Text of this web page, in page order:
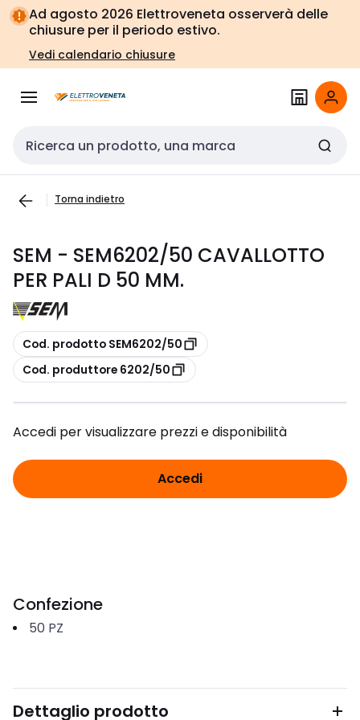
Vai alla
navigazione
Vai
alla
pagina
Ad agosto 2026 Elettroveneta osserverà delle
chiusure per il periodo estivo.
Vedi calendario chiusure
Cerca input
Torna indietro
SEM - SEM6202/50 CAVALLOTTO
PER PALI D 50 MM.
copia
Cod. prodotto SEM6202/50
copia
Cod. produttore 6202/50
Accedi per visualizzare prezzi e disponibilità
Accedi
Confezione
50 PZ
Dettaglio prodotto